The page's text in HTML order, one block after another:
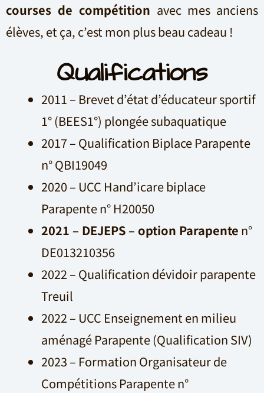
courses de compétition avec mes anciens
élèves, et ça, c’est mon plus beau cadeau !
Qualifications
2011 – Brevet d’état d’éducateur sportif
1° (BEES1°) plongée subaquatique
2017 – Qualification Biplace Parapente
n° QBI19049
2020 – UCC Hand’icare biplace
Parapente n° H20050
2021 – DEJEPS – option Parapente n°
DE013210356
2022 – Qualification dévidoir parapente
Treuil
2022 – UCC Enseignement en milieu
aménagé Parapente (Qualification SIV)
2023 – Formation Organisateur de
Compétitions Parapente n°